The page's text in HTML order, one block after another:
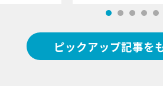
ピックアップ記事を